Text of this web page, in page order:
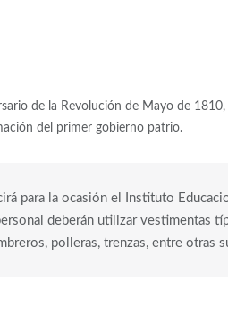
de la Revolución de Mayo de 1810,
del primer gobierno patrio.
para la ocasión el Instituto
deberán utilizar vestimentas
polleras, trenzas, entre otras